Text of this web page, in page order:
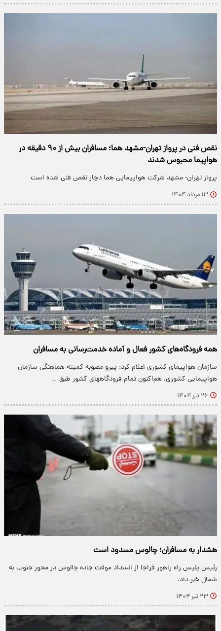
نقص فنی در پرواز تهران-مشهد هما؛ مسافران بیش از ۹۰ دقیقه در
هواپیما محبوس شدند
پرواز تهران- مشهد شرکت هواپیمایی هما دچار نقص فنی شده است
۱۳ مرداد ۱۴۰۴
همه فرودگاه‌های کشور فعال و آماده خدمت‌رسانی به مسافران
سازمان هواپیمای کشوری اعلام کرد: پیرو مصوبه کمیته هماهنگی سازمان
هواپیمایی کشوری، هم‌اکنون تمام فرودگاههای کشور طبق…
۲۶ تیر ۱۴۰۴
هشدار به مسافران؛ چالوس مسدود است
رئیس پلیس راه راهور فراجا از انسداد موقت جاده چالوس در محور جنوب به
شمال خبر داد.
۲۳ تیر ۱۴۰۴